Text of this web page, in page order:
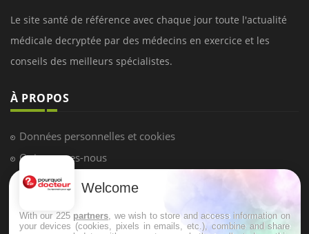
Le site santé de référence avec chaque jour toute l'actualité
médicale decryptée par des médecins en exercice et les
conseils des meilleurs spécialistes.
À PROPOS
Données personnelles et cookies
Qui sommes-nous
Conditions d'utilisation
Mentions Légales
Welcome
With our 225 partners , we wish to store and access information on
your devices (cookies, pixels in emails, etc.), combine and share